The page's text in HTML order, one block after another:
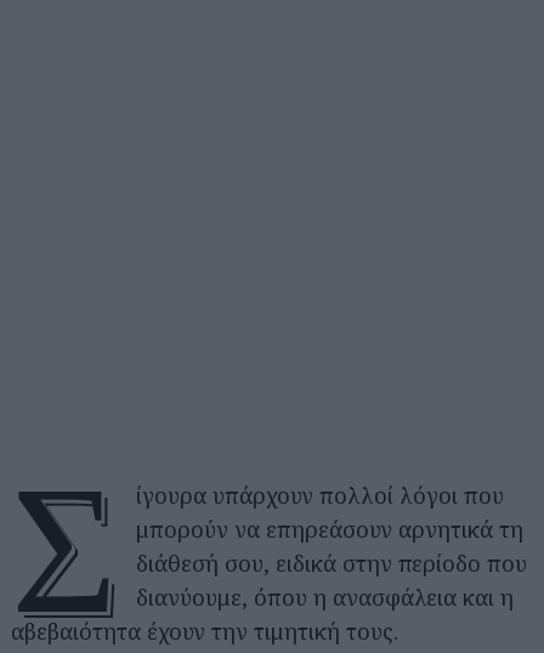
Σ
ίγουρα υπάρχουν πολλοί λόγοι που
μπορούν να επηρεάσουν αρνητικά τη
διάθεσή σου, ειδικά στην περίοδο που
διανύουμε, όπου η ανασφάλεια και η
αβεβαιότητα έχουν την τιμητική τους.